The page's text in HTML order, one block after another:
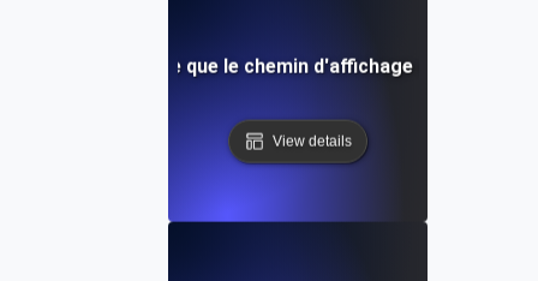
Qu'est-ce que le chemin d'affichage critique ?
View details